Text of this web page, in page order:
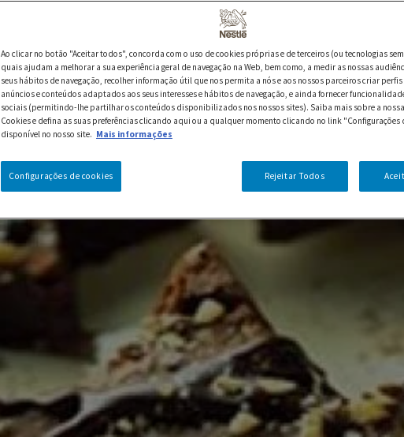
Ao clicar no botão "Aceitar todos", concorda com o uso de cookies próprias e de terceiros (ou tecnologias
quais ajudam a melhorar a sua experiência geral de navegação na Web, bem como, a medir as nossas
seus hábitos de navegação, recolher informação útil que nos permita a nós e aos nossos parceiros criar perfis
anúncios e conteúdos adaptados aos seus interesses e hábitos de navegação, e ainda fornecer
sociais (permitindo-lhe partilhar os conteúdos disponibilizados nos nossos sites). Saiba mais sobre a
Cookies e defina as suas preferências clicando aqui ou a qualquer momento clicando no link "Configurações
disponível no nosso site. Mais informações
Rejeitar Todos
Configurações de cookies